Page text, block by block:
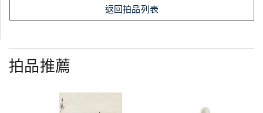
返回拍品列表
拍品推薦